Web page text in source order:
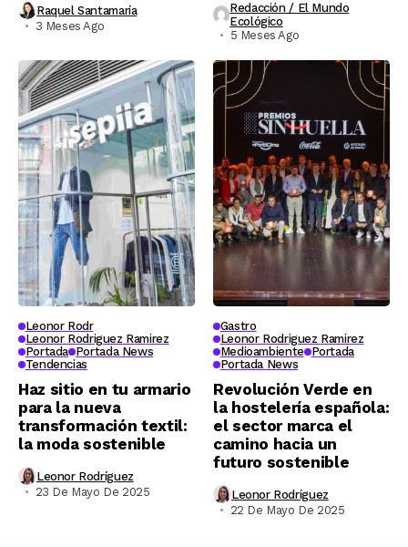
Raquel Santamaría
3 Meses Ago
Redacción / El Mundo
Ecológico
5 Meses Ago
Leonor Rodr
Leonor Rodriguez Ramirez
Portada Portada News
Tendencias
Haz sitio en tu armario
para la nueva
transformación textil:
la moda sostenible
Leonor Rodríguez
23 De Mayo De 2025
Gastro
Leonor Rodriguez Ramirez
Medioambiente Portada
Portada News
Revolución Verde en
la hostelería española:
el sector marca el
camino hacia un
futuro sostenible
Leonor Rodríguez
22 De Mayo De 2025